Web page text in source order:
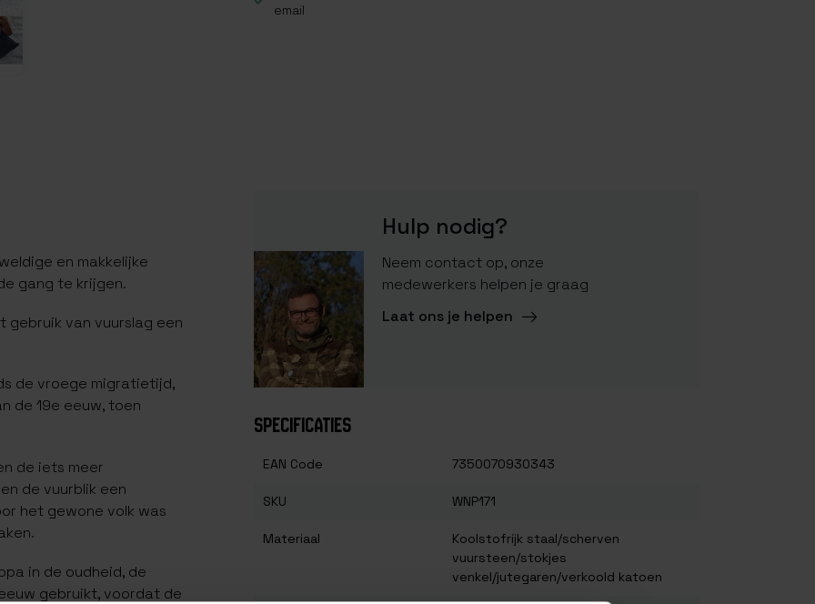
email
en makkelijke
gang te krijgen.
van vuurslag een
de vroege migratietijd,
de 19e eeuw, toen
de iets meer
de vuurblik een
het gewone volk was
in de oudheid, de
gebruikt, voordat de
Hulp nodig?
Neem contact op, onze
medewerkers helpen je graag
Laat ons je helpen
SPECIFICATIES
EAN Code 7350070930343
SKU WNP171
Materiaal
Koolstofrijk staal/scherven
vuursteen/stokjes
venkel/jutegaren/verkoold katoen